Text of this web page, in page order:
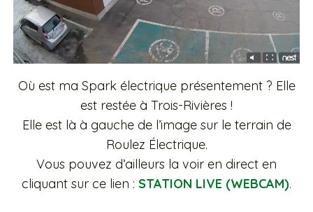
Où est ma Spark électrique présentement ? Elle
est restée à Trois-Rivières !
Elle est là à gauche de l’image sur le terrain de
Roulez Électrique.
Vous pouvez d’ailleurs la voir en direct en
cliquant sur ce lien : STATION LIVE (WEBCAM).